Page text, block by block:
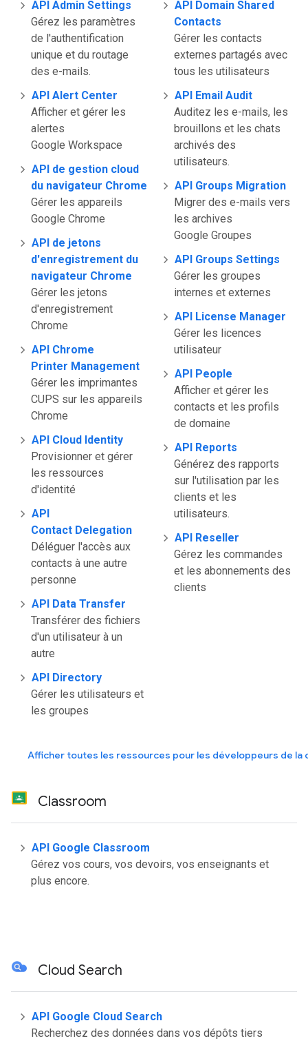
API Admin Settings
Gérez les paramètres
de l'authentification
unique et du routage
des e-mails.
API Alert Center
Afficher et gérer les
alertes
Google Workspace
API de gestion cloud
du navigateur Chrome
Gérer les appareils
Google Chrome
API de jetons
d'enregistrement du
navigateur Chrome
Gérer les jetons
d'enregistrement
Chrome
API Chrome
Printer Management
Gérer les imprimantes
CUPS sur les appareils
Chrome
API Cloud Identity
Provisionner et gérer
les ressources
d'identité
API
Contact Delegation
Déléguer l'accès aux
contacts à une autre
personne
API Data Transfer
Transférer des fichiers
d'un utilisateur à un
autre
API Directory
Gérer les utilisateurs et
les groupes
API Domain Shared
Contacts
Gérer les contacts
externes partagés avec
tous les utilisateurs
API Email Audit
Auditez les e-mails, les
brouillons et les chats
archivés des
utilisateurs.
API Groups Migration
Migrer des e-mails vers
les archives
Google Groupes
API Groups Settings
Gérer les groupes
internes et externes
API License Manager
Gérer les licences
utilisateur
API People
Afficher et gérer les
contacts et les profils
de domaine
API Reports
Générez des rapports
sur l'utilisation par les
clients et les
utilisateurs.
API Reseller
Gérez les commandes
et les abonnements des
clients
Afficher toutes les ressources pour les développeurs de la
Classroom
API Google Classroom
Gérez vos cours, vos devoirs, vos enseignants et
plus encore.
Cloud Search
API Google Cloud Search
Recherchez des données dans vos dépôts tiers